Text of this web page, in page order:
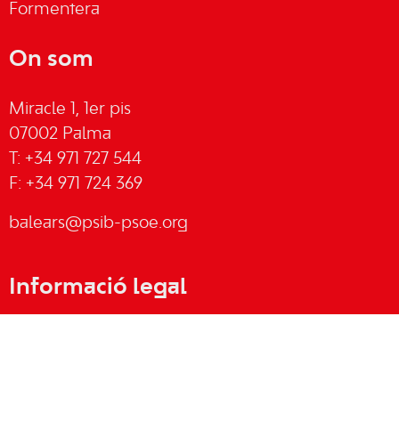
Formentera
On som
Miracle 1, 1er pis
07002 Palma
T: +34 971 727 544
F: +34 971 724 369
balears@psib-psoe.org
Informació legal